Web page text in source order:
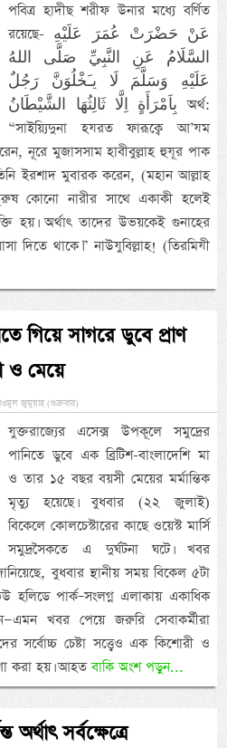
পবিত্র হাদীছ শরীফ উনার মধ্যে বর্ণিত
রয়েছে- عَنْ حَضْرَتْ عُمَرَ عَلَيْهِ
السَّلَامُ عَنِ النَّبِيِّ صَلَّى اللهُ
عَلَيْهِ وَسَلَّمَ لَا يـَخْلُوَنَّ رَجُلٌ
بِاَمْرَأَةٍ اِلَّا ثَالِثُهَا الشَّيْطَانُ অর্থ:
“সাইয়্যিদুনা হযরত ফারূক্বে আ’যম
নূরে মুজাসসাম হাবীবুল্লাহ হুযূর পাক
ইরশাদ মুবারক করেন, (মহান আল্লাহ
কোনো নারীর সাথে একাকী হলেই
হয়। অর্থাৎ তাদের উভয়কেই গুনাহের
দিতে থাকে।” নাউযুবিল্লাহ! (তিরমিযী
গিয়ে সাগরে ডুবে প্রাণ
ও মেয়ে
জুমুয়াহ (শুক্রবার)
যুক্তরাজ্যের এসেক্স উপকূলে সমুদ্রের
পানিতে ডুবে এক ব্রিটিশ-বাংলাদেশি মা
ও তার ১৫ বছর বয়সী মেয়ের মর্মান্তিক
মৃত্যু হয়েছে। বুধবার (২২ জুলাই)
বিকেলে কোলচেস্টারের কাছে ওয়েস্ট মার্সি
সমুদ্রসৈকতে এ দুর্ঘটনা ঘটে। খবর
বুধবার স্থানীয় সময় বিকেল ৫টা
হলিডে পার্ক–সংলগ্ন এলাকায় একাধিক
খবর পেয়ে জরুরি সেবাকর্মীরা
সর্বোচ্চ চেষ্টা সত্ত্বেও এক কিশোরী ও
করা হয়। আহতবাকি অংশ পড়ুন...
সর্বক্ষেত্রে